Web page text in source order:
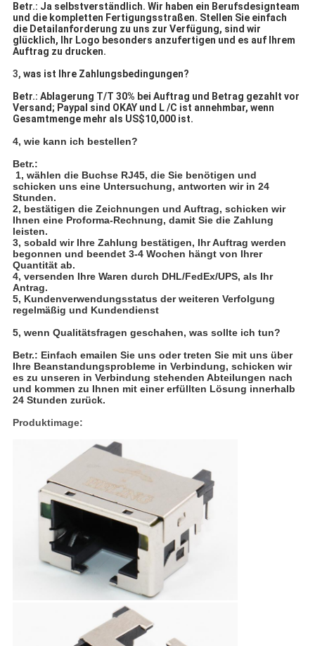
Betr.: Ja selbstverständlich. Wir haben ein Berufsdesignteam
und die kompletten Fertigungsstraßen. Stellen Sie einfach
die Detailanforderung zu uns zur Verfügung, sind wir
glücklich, Ihr Logo besonders anzufertigen und es auf Ihrem
Auftrag zu drucken.
3, was ist Ihre Zahlungsbedingungen?
Betr.: Ablagerung T/T 30% bei Auftrag und Betrag gezahlt vor
Versand; Paypal sind OKAY und L /C ist annehmbar, wenn
Gesamtmenge mehr als US$10,000 ist.
4, wie kann ich bestellen?
Betr.:
1, wählen die Buchse RJ45, die Sie benötigen und
schicken uns eine Untersuchung, antworten wir in 24
Stunden.
2, bestätigen die Zeichnungen und Auftrag, schicken wir
Ihnen eine Proforma-Rechnung, damit Sie die Zahlung
leisten.
3, sobald wir Ihre Zahlung bestätigen, Ihr Auftrag werden
begonnen und beendet 3-4 Wochen hängt von Ihrer
Quantität ab.
4, versenden Ihre Waren durch DHL/FedEx/UPS, als Ihr
Antrag.
5, Kundenverwendungsstatus der weiteren Verfolgung
regelmäßig und Kundendienst
5, wenn Qualitätsfragen geschahen, was sollte ich tun?
Betr.: Einfach emailen Sie uns oder treten Sie mit uns über
Ihre Beanstandungsprobleme in Verbindung, schicken wir
es zu unseren in Verbindung stehenden Abteilungen nach
und kommen zu Ihnen mit einer erfüllten Lösung innerhalb
24 Stunden zurück.
Produktimage: